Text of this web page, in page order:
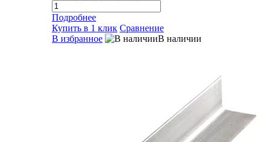
Подробнее
Купить в 1 клик Сравнение
В избранное
В наличии